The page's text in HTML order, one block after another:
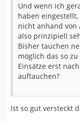
Und wenn ich
haben
nicht anhand von
also prinzipiell
Bisher tauchen
möglich das so
Einsätze erst
auftauchen?
Ist so gut versteckt